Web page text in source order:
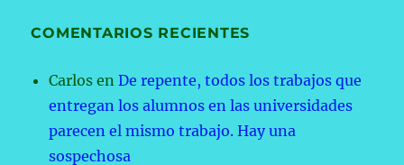
COMENTARIOS RECIENTES
Carlos enDe repente, todos los trabajos que
entregan los alumnos en las universidades
parecen el mismo trabajo. Hay una
sospechosa